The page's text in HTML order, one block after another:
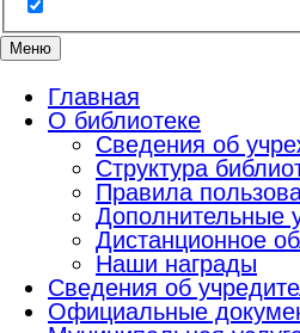
Меню
Главная
О библиотеке
Сведения об
Структура
Правила
Дополнительные
Дистанционное
Наши награды
Сведения об
Официальные